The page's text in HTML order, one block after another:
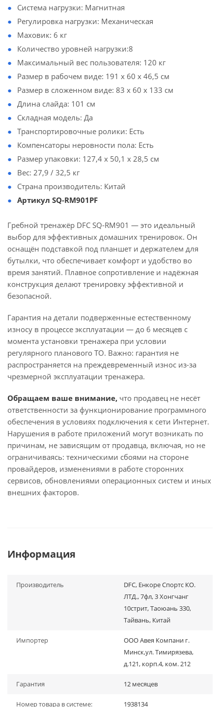
Система нагрузки: Магнитная
Регулировка нагрузки: Механическая
Маховик: 6 кг
Количество уровней нагрузки:8
Максимальный вес пользователя: 120 кг
Размер в рабочем виде: 191 х 60 х 46,5 см
Размер в сложенном виде: 83 х 60 х 133 см
Длина слайда: 101 см
Складная модель: Да
Транспортировочные ролики: Есть
Компенсаторы неровности пола: Есть
Размер упаковки: 127,4 х 50,1 х 28,5 см
Вес: 27,9 / 32,5 кг
Страна производитель: Китай
Артикул SQ-RM901PF
Гребной тренажёр DFC SQ-RM901 — это идеальный
выбор для эффективных домашних тренировок. Он
оснащён подставкой под планшет и держателем для
бутылки, что обеспечивает комфорт и удобство во
время занятий. Плавное сопротивление и надёжная
конструкция делают тренировку эффективной и
безопасной.
Гарантия на детали подверженные естественному
износу в процессе эксплуатации — до 6 месяцев с
момента установки тренажера при условии
регулярного планового ТО. Важно: гарантия не
распространяется на преждевременный износ из-за
чрезмерной эксплуатации тренажера.
Обращаем ваше внимание, что продавец не несёт
ответственности за функционирование программного
обеспечения в условиях подключения к сети Интернет.
Нарушения в работе приложений могут возникать по
причинам, не зависящим от продавца, включая, но не
ограничиваясь: техническими сбоями на стороне
провайдеров, изменениями в работе сторонних
сервисов, обновлениями операционных систем и иных
внешних факторов.
Информация
Производитель
DFC, Енкоре Спортс КО.
ЛТД., 7фл, 3 Хонгчанг
10стрит, Таоюань 330,
Тайвань, Китай
Импортер
ООО Авея Компани г.
Минск,ул. Тимирязева,
д.121, корп.4, ком. 212
Гарантия 12 месяцев
Номер товара в системе: 1938134